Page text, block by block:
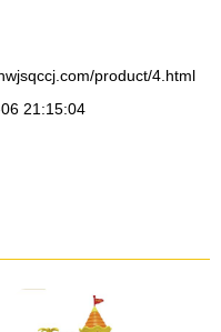
product/4.html
21:15:04